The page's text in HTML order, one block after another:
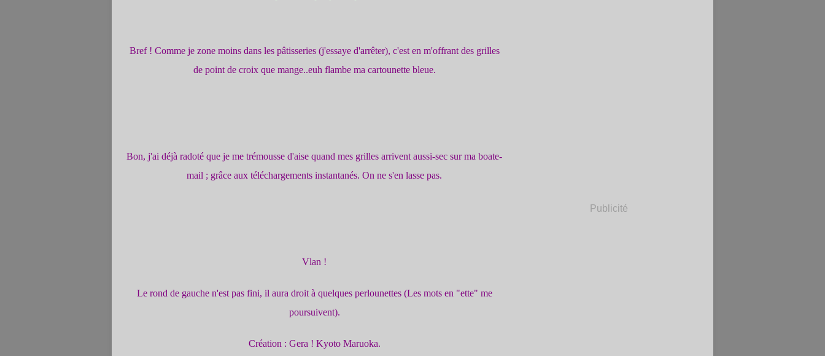
Bref ! Comme je zone moins dans les pâtisseries (j'essaye d'arrêter), c'est en m'offrant des grilles
de point de croix que mange..euh flambe ma cartounette bleue.
Bon, j'ai déjà radoté que je me trémousse d'aise quand mes grilles arrivent aussi-sec sur ma boate-
mail ; grâce aux téléchargements instantanés. On ne s'en lasse pas.
Vlan !
Le rond de gauche n'est pas fini, il aura droit à quelques perlounettes (Les mots en "ette" me
poursuivent).
Création : Gera ! Kyoto Maruoka.
Publicité